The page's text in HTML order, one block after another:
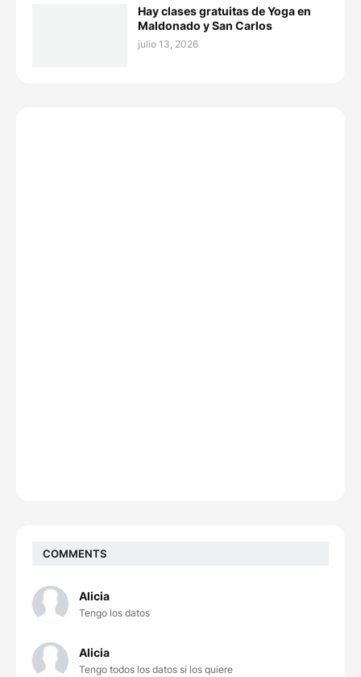
Hay clases gratuitas de Yoga en
Maldonado y San Carlos
julio 13, 2026
COMMENTS
Alicia
Tengo los datos
Alicia
Tengo todos los datos si los quiere